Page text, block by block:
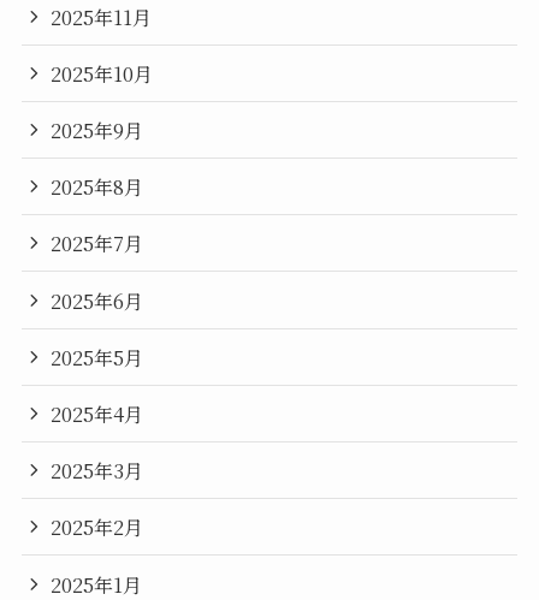
2025年11月
2025年10月
2025年9月
2025年8月
2025年7月
2025年6月
2025年5月
2025年4月
2025年3月
2025年2月
2025年1月